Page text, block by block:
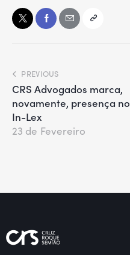
PREVIOUS
CRS Advogados marca,
novamente, presença no
In-Lex
23 de Fevereiro